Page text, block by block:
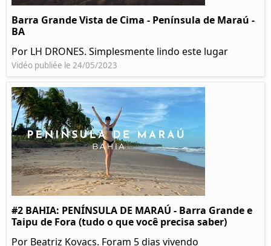
Barra Grande Vista de Cima - Península de Maraú -
BA
Por LH DRONES. Simplesmente lindo este lugar
Vidéo publiée le 24/05/2023
#2 BAHIA: PENÍNSULA DE MARAÚ - Barra Grande e
Taipu de Fora (tudo o que você precisa saber)
Por Beatriz Kovacs. Foram 5 dias vivendo